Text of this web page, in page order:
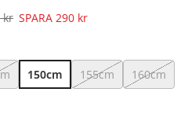
kr SPARA290 kr
150cm 155cm 160cm